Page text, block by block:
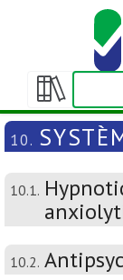
Afficher/
la
table
matières
10.
10.1.
10.2.